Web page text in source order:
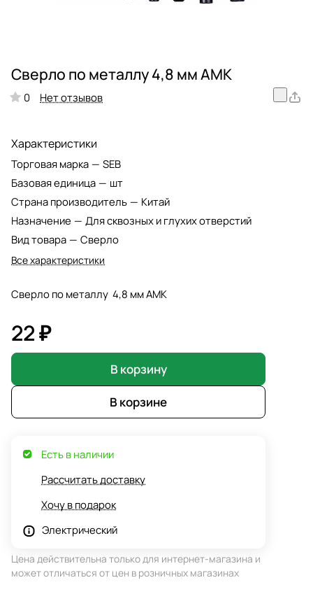
Сверло по металлу 4,8 мм АМК
0 Нет отзывов
Характеристики
Торговая марка — SEB
Базовая единица — шт
Страна производитель — Китай
Назначение — Для сквозных и глухих отверстий
Вид товара — Сверло
Все характеристики
Сверло по металлу 4,8 мм АМК
22 ₽
В корзину
В корзине
Есть в наличии
Рассчитать доставку
Хочу в подарок
Электрический
Цена действительна только для интернет-магазина и
может отличаться от цен в розничных магазинах